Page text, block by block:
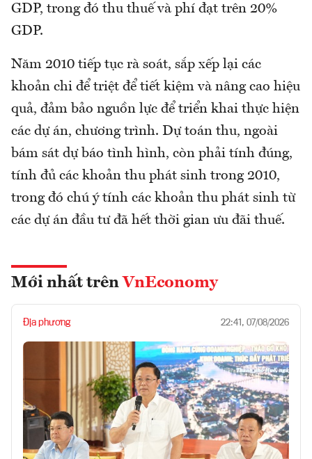
GDP, trong đó thu thuế và phí đạt trên 20%
GDP.
Năm 2010 tiếp tục rà soát, sắp xếp lại các
khoản chi để triệt để tiết kiệm và nâng cao hiệu
quả, đảm bảo nguồn lực để triển khai thực hiện
các dự án, chương trình. Dự toán thu, ngoài
bám sát dự báo tình hình, còn phải tính đúng,
tính đủ các khoản thu phát sinh trong 2010,
trong đó chú ý tính các khoản thu phát sinh từ
các dự án đầu tư đã hết thời gian ưu đãi thuế.
Mới nhất trên VnEconomy
Địa phương 22:41, 07/08/2026